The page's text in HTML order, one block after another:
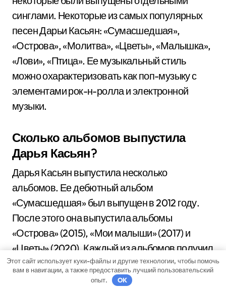
синглами. Некоторые из самых популярных
песен Дарьи Касьян: «Сумасшедшая»,
«Острова», «Молитва», «Цветы», «Малышка»,
«Лови», «Птица». Ее музыкальный стиль
можно охарактеризовать как поп-музыку с
элементами рок-н-ролла и электронной
музыки.
Сколько альбомов выпустила
Дарья Касьян?
Дарья Касьян выпустила несколько
альбомов. Ее дебютный альбом
«Сумасшедшая» был выпущен в 2012 году.
После этого она выпустила альбомы
«Острова» (2015), «Мои малыши» (2017) и
«Цветы» (2020). Каждый из альбомов получил
положительные отзывы от критиков и
пользовался популярностью у слушателей.
Этот сайт использует куки-файлы и другие технологии, чтобы помочь
вам в навигации, а также предоставить лучший пользовательский
опыт.
OK